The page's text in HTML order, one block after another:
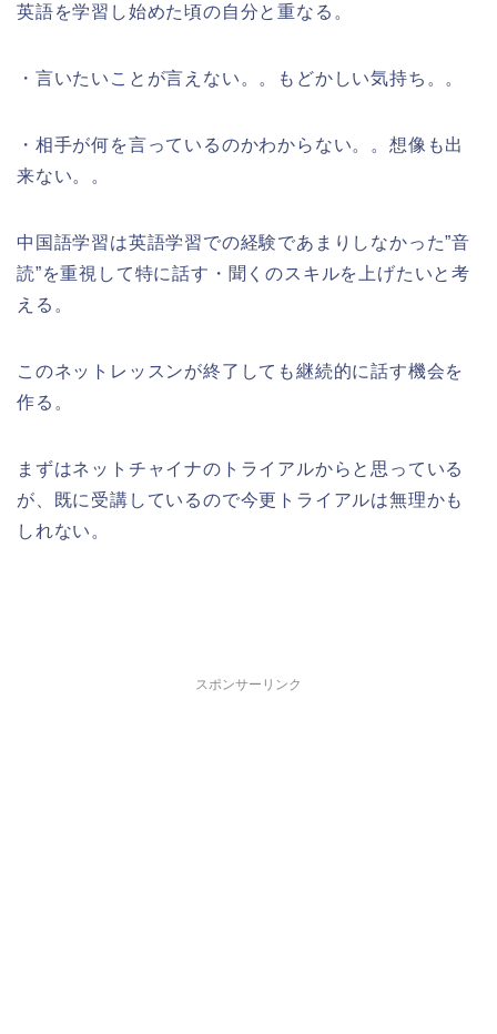
英語を学習し始めた頃の自分と重なる。
・言いたいことが言えない。。もどかしい気持ち。。
・相手が何を言っているのかわからない。。想像も出
来ない。。
中国語学習は英語学習での経験であまりしなかった”音
読”を重視して特に話す・聞くのスキルを上げたいと考
える。
このネットレッスンが終了しても継続的に話す機会を
作る。
まずはネットチャイナのトライアルからと思っている
が、既に受講しているので今更トライアルは無理かも
しれない。
スポンサーリンク